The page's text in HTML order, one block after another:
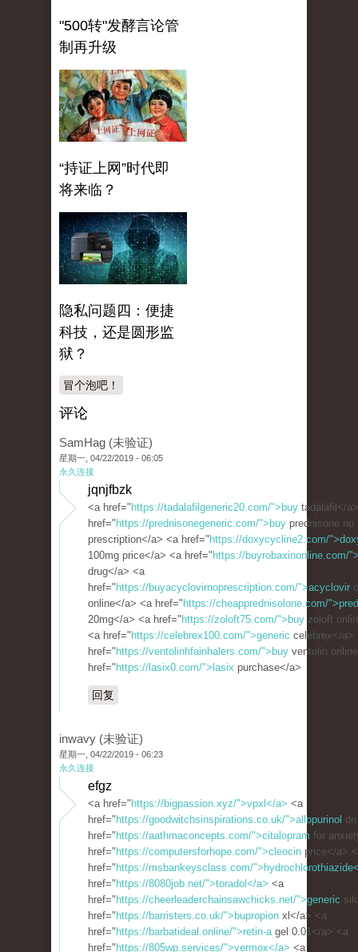
"500转"发酵言论管
制再升级
“持证上网”时代即
将来临？
隐私问题四：便捷
科技，还是圆形监
狱？
冒个泡吧！
评论
SamHag (未验证)
星期一, 04/22/2019 - 06:05
永久连接
jqnjfbzk
<a href=" https://tadalafilgeneric20.com/">buy tadalafil</
href=" https://prednisonegeneric.com/">buy prednisone no
prescription</a> <a href=" https://doxycycline2.com/
100mg price</a> <a href=" https://buyrobaxinonline.com/
drug</a> <a
href=" https://buyacyclovirnoprescription.com/">acyclovir
online</a> <a href=" https://cheapprednisolone.com/
20mg</a> <a href=" https://zoloft75.com/">buy zoloft
<a href=" https://celebrex100.com/">generic celebrex</a>
href=" https://ventolinhfainhalers.com/">buy ventolin
href=" https://lasix0.com/">lasix purchase</a>
回复
inwavy (未验证)
星期一, 04/22/2019 - 06:23
永久连接
efgz
<a href=" https://bigpassion.xyz/">vpxl</a> <a
href=" https://goodwitchsinspirations.co.uk/">allopurinol
href=" https://aathmaconcepts.com/">citalopram for
href=" https://computersforhope.com/">cleocin price</a>
href=" https://msbankeysclass.com/
href=" https://8080job.net/">toradol</a> <a
href=" https://cheerleaderchainsawchicks.net/">generic
href=" https://barristers.co.uk/">bupropion xl</a> <a
href=" https://barbatideal.online/">retin-agel 0.01</a> <a
href=" https://805wp.services/">vermox</a> <a